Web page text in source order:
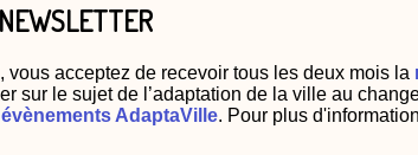
vous acceptez de recevoir tous les deux mois la
sur le sujet de l’adaptation de la ville au
évènements AdaptaVille. Pour plus